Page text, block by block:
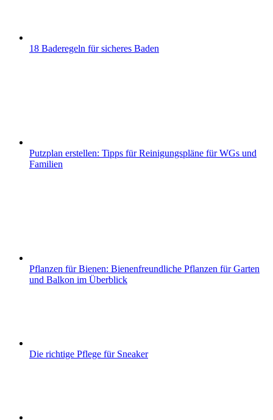
18 Baderegeln für sicheres Baden
Putzplan erstellen: Tipps für Reinigungspläne für WGs und
Familien
Pflanzen für Bienen: Bienenfreundliche Pflanzen für Garten
und Balkon im Überblick
Die richtige Pflege für Sneaker